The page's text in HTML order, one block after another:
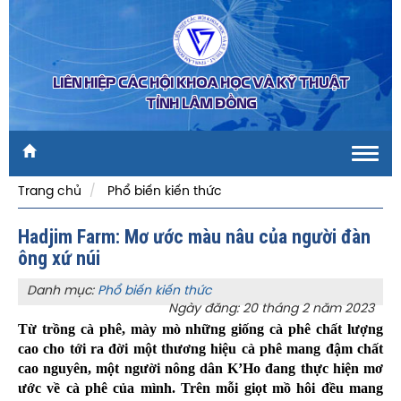
LIÊN HIỆP CÁC HỘI KHOA HỌC VÀ KỸ THUẬT
TỈNH LÂM ĐỒNG
Trang chủ
Phổ biến kiến thức
Hadjim Farm: Mơ ước màu nâu của người đàn
ông xứ núi
Danh mục: Phổ biến kiến thức
Ngày đăng: 20 tháng 2 năm 2023
Từ trồng cà phê, mày mò những giống cà phê chất lượng
cao cho tới ra đời một thương hiệu cà phê mang đậm chất
cao nguyên, một người nông dân K’Ho đang thực hiện mơ
ước về cà phê của mình. Trên mỗi giọt mồ hôi đều mang